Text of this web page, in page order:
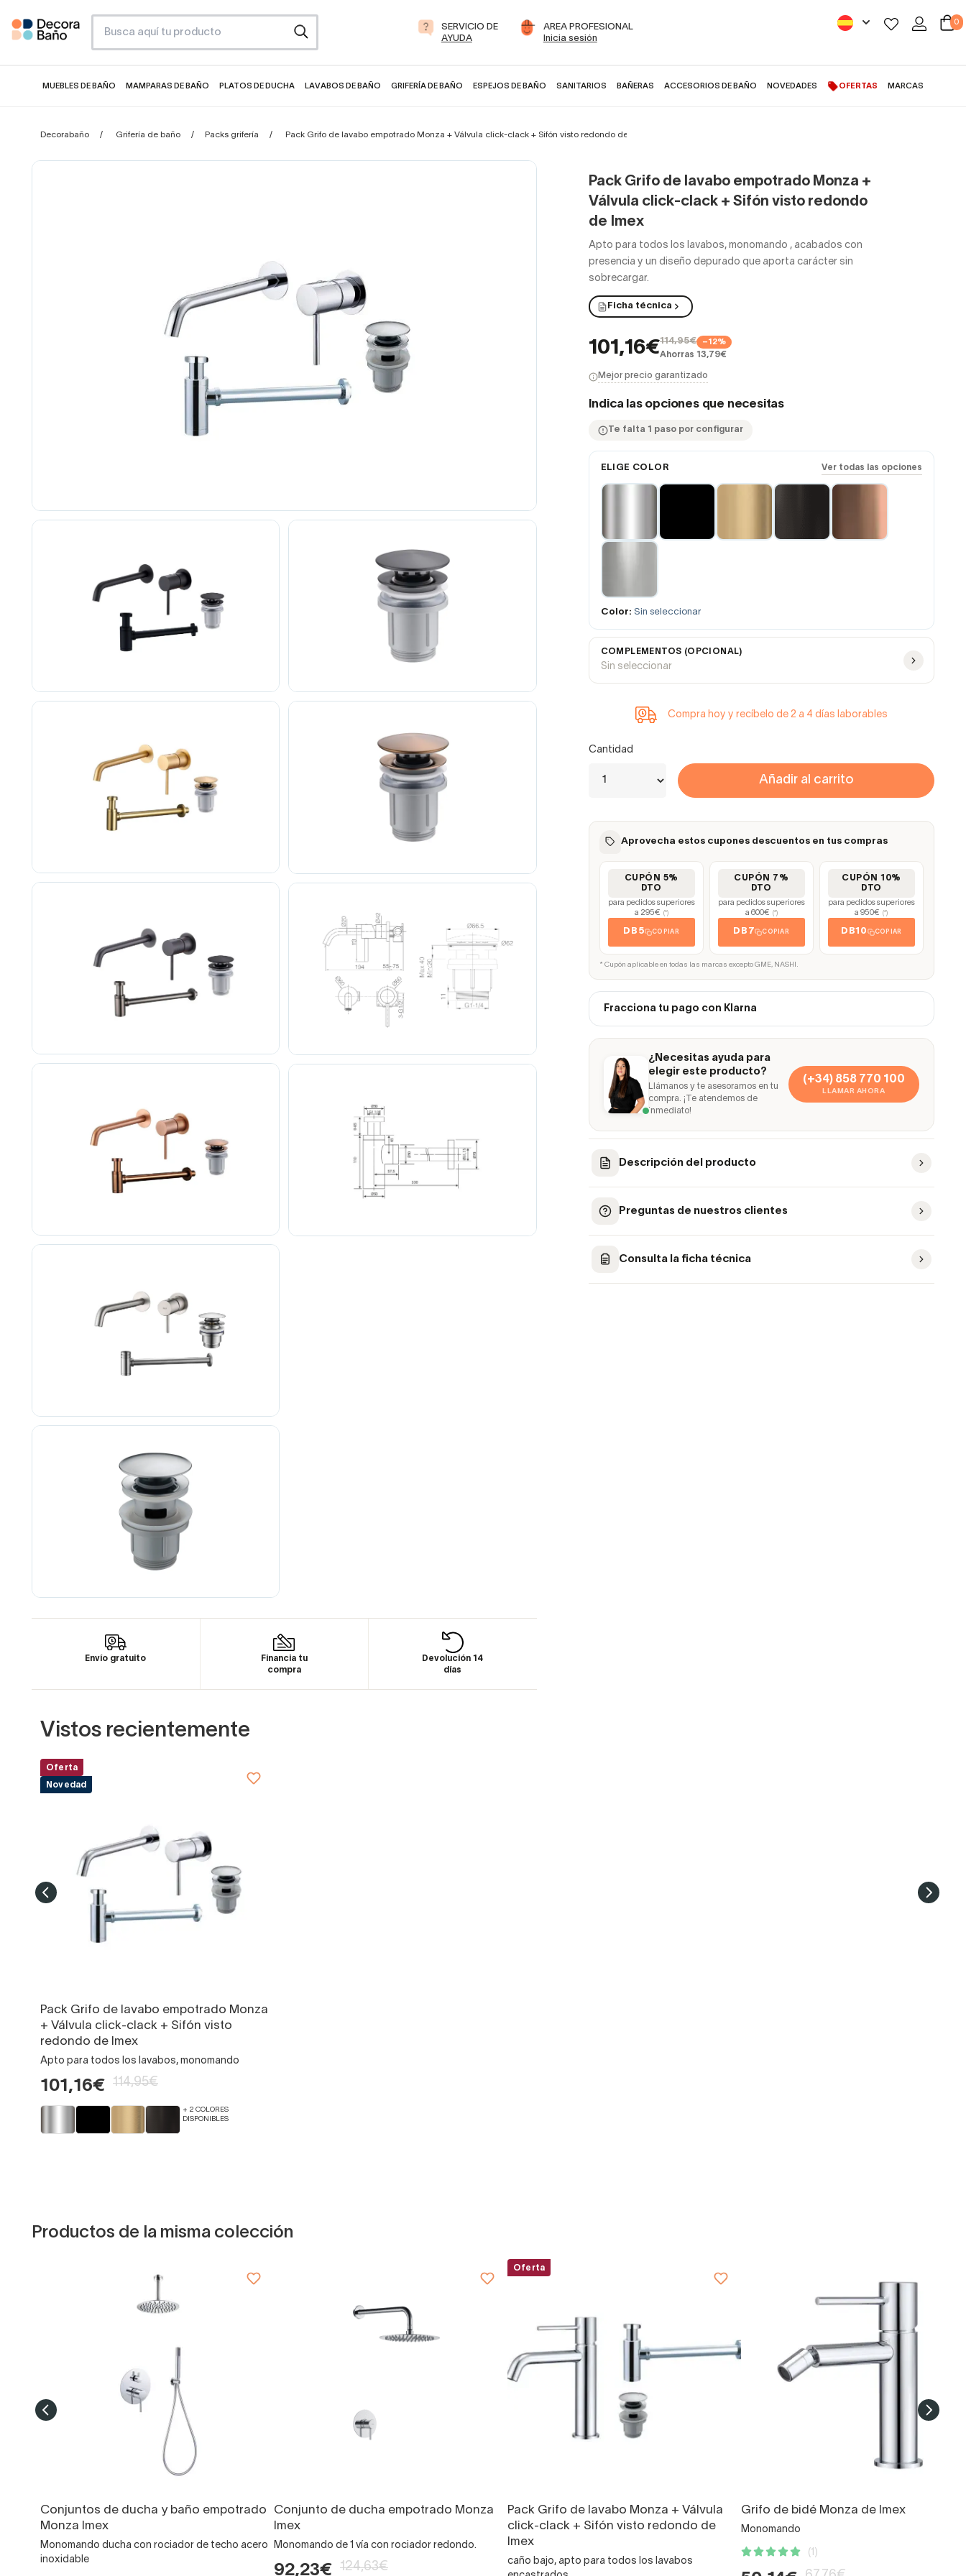
SERVICIO DE
AYUDA
AREA PROFESIONAL
Inicia sesión
0
MUEBLES DE BAÑO MAMPARAS DE BAÑO PLATOS DE DUCHA LAVABOS DE BAÑO GRIFERÍA DE BAÑO ESPEJOS DE BAÑO SANITARIOS BAÑERAS ACCESORIOS DE BAÑO NOVEDADES OFERTAS MARCAS
Decorabaño Grifería de baño Packs grifería Pack Grifo de lavabo empotrado Monza + Válvula click-clack + Sifón visto redondo de Imex
Envío gratuito
Financia tu
compra
Devolución 14
días
Pack Grifo de lavabo empotrado Monza +
Válvula click-clack + Sifón visto redondo
de Imex
Apto para todos los lavabos, monomando , acabados con
presencia y un diseño depurado que aporta carácter sin
sobrecargar.
Ficha técnica
101,16€114,95€ −12%
Ahorras 13,79€
Mejor precio garantizado
Indica las opciones que necesitas
Te falta 1 paso por configurar
ELIGE COLOR Ver todas las opciones
Color: Sin seleccionar
COMPLEMENTOS (OPCIONAL)
Sin seleccionar
Compra hoy y recíbelo de 2 a 4 días laborables
Cantidad
Añadir al carrito
Aprovecha estos cupones descuentos en tus compras
CUPÓN 5%
DTO
para pedidos superiores
a 295€
(*)
DB5 COPIAR
CUPÓN 7%
DTO
para pedidos superiores
a 600€
(*)
DB7 COPIAR
CUPÓN 10%
DTO
para pedidos superiores
a 950€
(*)
DB10 COPIAR
* Cupón aplicable en todas las marcas excepto GME, NASHI.
Fracciona tu pago con Klarna
¿Necesitas ayuda para
elegir este producto?
Llámanos y te asesoramos en tu
compra. ¡Te atendemos de
inmediato!
(+34) 858 770 100
LLAMAR AHORA
Descripción del producto
Preguntas de nuestros clientes
Consulta la ficha técnica
Vistos recientemente
Oferta
Novedad
Pack Grifo de lavabo empotrado Monza
+ Válvula click-clack + Sifón visto
redondo de Imex
Apto para todos los lavabos, monomando
101,16€ 114,95€
+ 2 COLORES
DISPONIBLES
Productos de la misma colección
Conjuntos de ducha y baño empotrado
Monza Imex
Monomando ducha con rociador de techo acero
inoxidable
Conjunto de ducha empotrado Monza
Imex
Monomando de 1 vía con rociador redondo.
92,23€ 124,63€
Oferta
Pack Grifo de lavabo Monza + Válvula
click-clack + Sifón visto redondo de
Imex
caño bajo, apto para todos los lavabos
Grifo de bidé Monza de Imex
Monomando
(1)